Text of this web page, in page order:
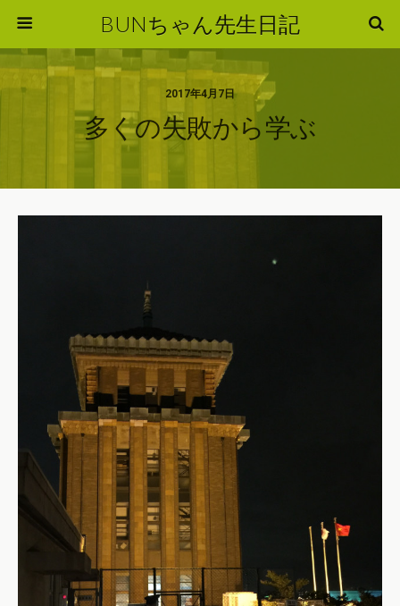
BUNちゃん先生日記
2017年4月7日
多くの失敗から学ぶ